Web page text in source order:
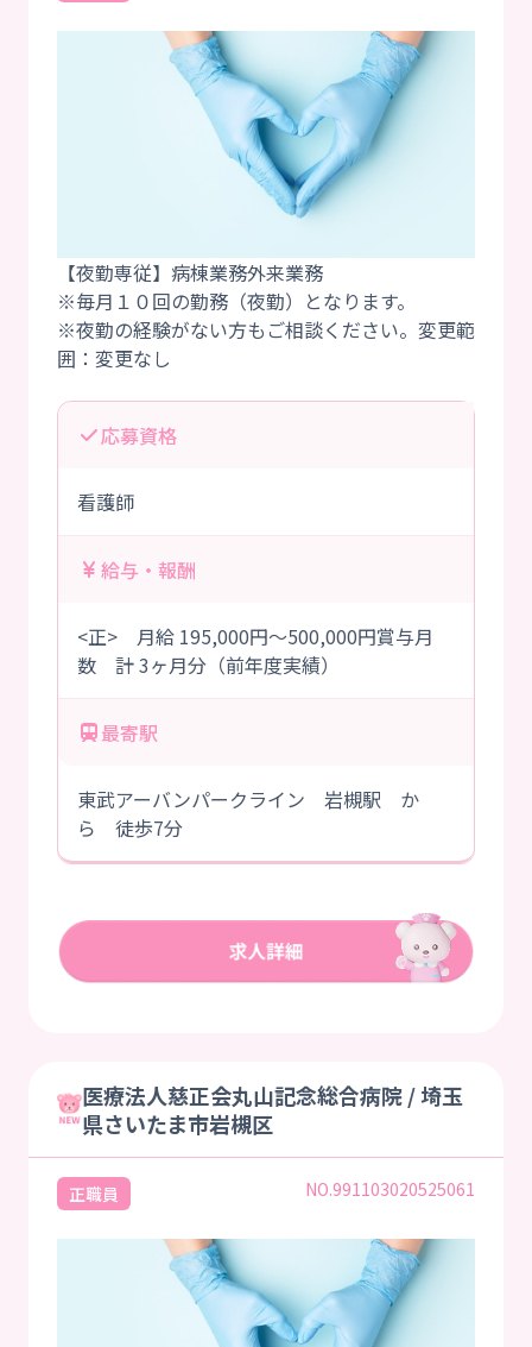
【夜勤専従】病棟業務外来業務
※毎月１０回の勤務（夜勤）となります。
※夜勤の経験がない方もご相談ください。変更範
応募資格
看護師
給与・報酬
<正> 月給 195,000円～500,000円賞与月
数 計 3ヶ月分（前年度実績）
最寄駅
東武アーバンパークライン 岩槻駅 か
ら 徒歩7分
医療法人慈正会丸山記念総合病院 / 埼玉
県さいたま市岩槻区
正職員 NO.991103020525061